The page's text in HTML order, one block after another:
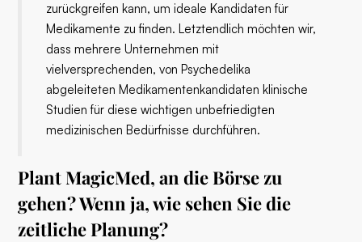
zurückgreifen kann, um ideale Kandidaten für
Medikamente zu finden. Letztendlich möchten wir,
dass mehrere Unternehmen mit
vielversprechenden, von Psychedelika
abgeleiteten Medikamentenkandidaten klinische
Studien für diese wichtigen unbefriedigten
medizinischen Bedürfnisse durchführen.
Plant MagicMed, an die Börse zu
gehen? Wenn ja, wie sehen Sie die
zeitliche Planung?